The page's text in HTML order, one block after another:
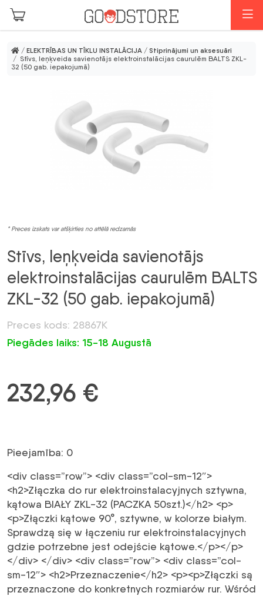
Skip to main content
/ ELEKTRĪBAS UN TĪKLU INSTALĀCIJA / Stiprinājumi un aksesuāri
/ Stīvs, leņķveida savienotājs elektroinstalācijas caurulēm BALTS ZKL-
32 (50 gab. iepakojumā)
* Preces izskats var atšķirties no attēlā redzamās
Stīvs, leņķveida savienotājs
elektroinstalācijas caurulēm BALTS
ZKL-32 (50 gab. iepakojumā)
Preces kods: 28867K
Piegādes laiks: 15-18 Augustā
232,96 €
Pieejamība: 0
<div class=”row”> <div class=”col-sm-12″>
<h2>Złączka do rur elektroinstalacyjnych sztywna,
kątowa BIAŁY ZKL-32 (PACZKA 50szt.)</h2> <p>
<p>Złączki kątowe 90°, sztywne, w kolorze białym.
Sprawdzą się w łączeniu rur elektroinstalacyjnych
gdzie potrzebne jest odejście kątowe.</p></p>
</div> </div> <div class=”row”> <div class=”col-
sm-12″> <h2>Przeznaczenie</h2> <p><p>Złączki są
przeznaczone do konkretnych rozmiarów rur. Wśród